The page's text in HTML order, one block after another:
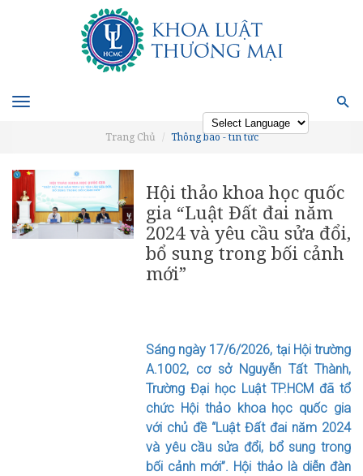
Powered by
Toggle
Trang Chủ Thông báo - tin tức
Hội thảo khoa học quốc
gia “Luật Đất đai năm
2024 và yêu cầu sửa đổi,
bổ sung trong bối cảnh
mới”
Sáng ngày 17/6/2026, tại Hội trường
A.1002, cơ sở Nguyễn Tất Thành,
Trường Đại học Luật TP.HCM đã tổ
chức Hội thảo khoa học quốc gia
với chủ đề “Luật Đất đai năm 2024
và yêu cầu sửa đổi, bổ sung trong
bối cảnh mới”. Hội thảo là diễn đàn